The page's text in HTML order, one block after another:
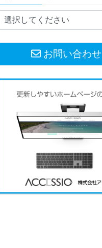
お問い合わせ